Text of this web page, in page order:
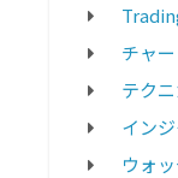
チャ
テク
イン
ウォ